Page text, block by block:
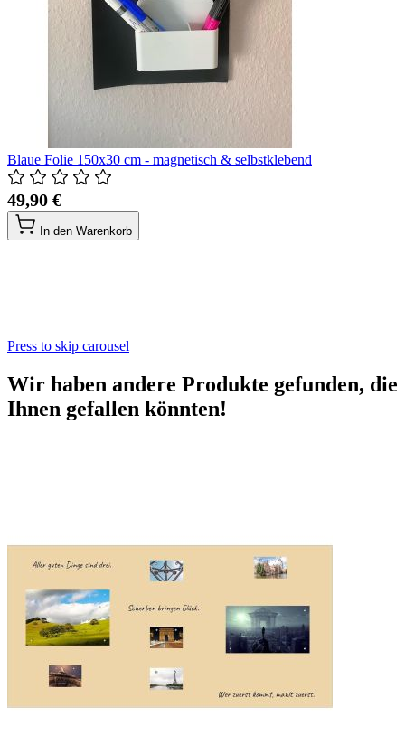
Blaue Folie 150x30 cm - magnetisch & selbstklebend
49,90 €
In den Warenkorb
Press to skip carousel
Wir haben andere Produkte gefunden, die
Ihnen gefallen könnten!